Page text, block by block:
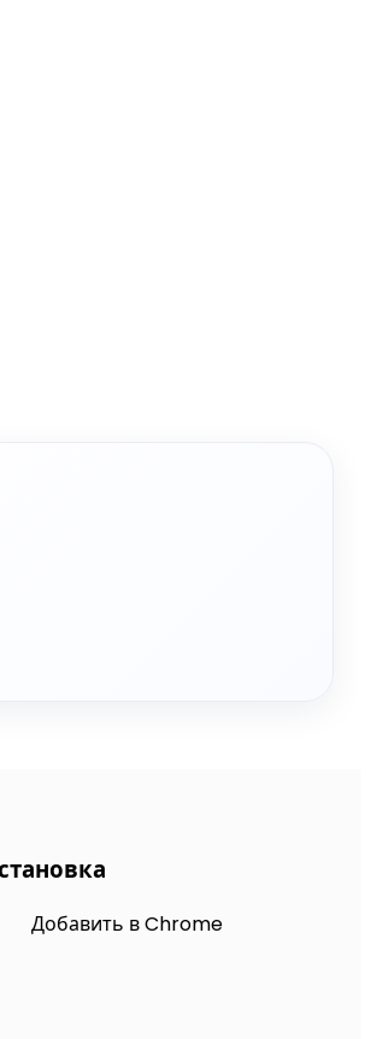
Добавить в Chrome